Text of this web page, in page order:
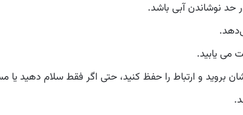
حد نوشاندن آبی باشد.
یابید.
بروید و ارتباط را حفظ کنید، حتی اگر فقط سلام دهید